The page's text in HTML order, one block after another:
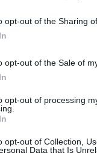
opt-out of the Sharing
opt-out of the Sale of
opt-out of processing
opt-out of Collection,
Data that Is
televíziós
elmúlt
kivételt
nézők.